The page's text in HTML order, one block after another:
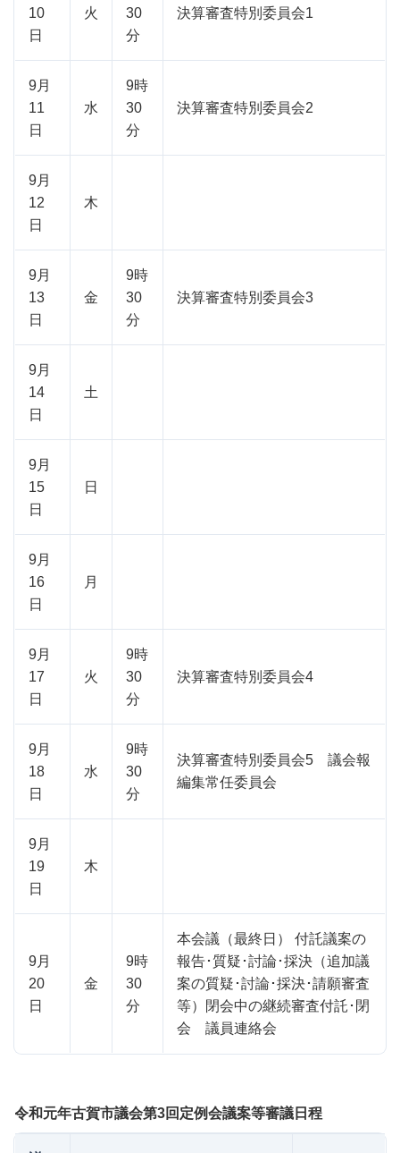
10
日
火
30
分
決算審査特別委員会1
9月
11
日
水
9時
30
分
決算審査特別委員会2
9月
12
日
木
9月
13
日
金
9時
30
分
決算審査特別委員会3
9月
14
日
土
9月
15
日
日
9月
16
日
月
9月
17
日
火
9時
30
分
決算審査特別委員会4
9月
18
日
水
9時
30
分
決算審査特別委員会5 議会報
編集常任委員会
9月
19
日
木
9月
20
日
金
9時
30
分
本会議（最終日） 付託議案の
報告･質疑･討論･採決（追加議
案の質疑･討論･採決･請願審査
等）閉会中の継続審査付託･閉
会 議員連絡会
令和元年古賀市議会第3回定例会議案等審議日程